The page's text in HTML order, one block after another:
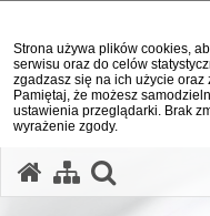
Strona używa plików cookies,
serwisu oraz do celów
zgadzasz się na ich użycie
Pamiętaj, że możesz
ustawienia przeglądarki. Brak
wyrażenie zgody.